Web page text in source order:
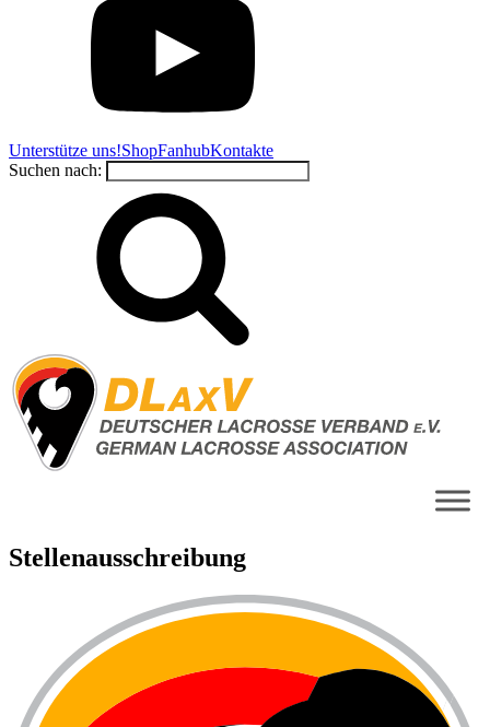
Unterstütze uns!ShopFanhubKontakte
Suchen nach:
Stellenausschreibung